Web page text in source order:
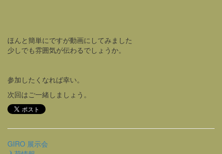
ほんと簡単にですが動画にしてみました
少しでも雰囲気が伝わるでしょうか。
参加したくなれば幸い。
次回はご一緒しましょう。
GIRO 展示会